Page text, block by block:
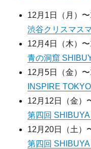
12月1日（月）〜
渋谷クリスマス
12月4日（木）〜
青の洞窟
12月5日（金）〜
INSPIRE
12月12日（金）
第四回
12月20日（土）
第四回